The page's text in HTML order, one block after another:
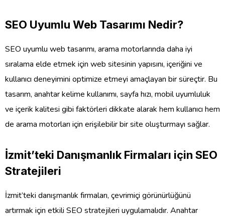
SEO Uyumlu Web Tasarımı Nedir?
SEO uyumlu web tasarımı, arama motorlarında daha iyi
sıralama elde etmek için web sitesinin yapısını, içeriğini ve
kullanıcı deneyimini optimize etmeyi amaçlayan bir süreçtir. Bu
tasarım, anahtar kelime kullanımı, sayfa hızı, mobil uyumluluk
ve içerik kalitesi gibi faktörleri dikkate alarak hem kullanıcı hem
de arama motorları için erişilebilir bir site oluşturmayı sağlar.
İzmit’teki Danışmanlık Firmaları için SEO
Stratejileri
İzmit’teki danışmanlık firmaları, çevrimiçi görünürlüğünü
artırmak için etkili SEO stratejileri uygulamalıdır. Anahtar